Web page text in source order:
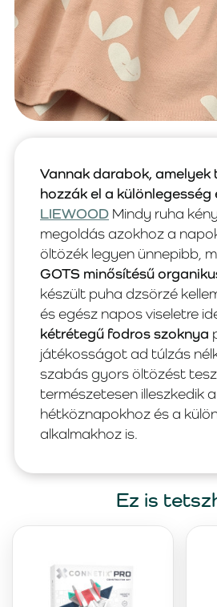
Vannak darabok, amelyek
hozzák el a különlegesség
LIEWOOD Mindy ruha
megoldás azokhoz a
öltözék legyen ünnepibb,
GOTS minősítésű
készült puha dzsörzé
és egész napos viseletre
kétrétegű fodros szoknya
játékosságot ad túlzás
szabás gyors öltözést
természetesen illeszkedik a
hétköznapokhoz és a
alkalmakhoz is.
Ez is